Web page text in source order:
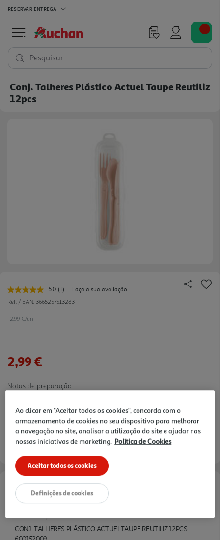
RESERVAR ENTREGA
Pesquisar
Conj. Talheres Plástico Actuel Taupe Reutiliz
12pcs
5.0 Leu
uma
(1)
Faça a sua avaliação
Ref. / EAN: 3665257513283
2.99 €/un
2,99 €
Notas de preparação
Características
CONJ. TALHERES PLÁSTICO ACTUELTAUPE REUTILIZ 12PCS
Ao clicar em "Aceitar todos os cookies", concorda com o
armazenamento de cookies no seu dispositivo para melhorar
a navegação no site, analisar a utilização do site e ajudar nas
nossas iniciativas de marketing. Política de Cookies
Aceitar todos os cookies
Definições de cookies